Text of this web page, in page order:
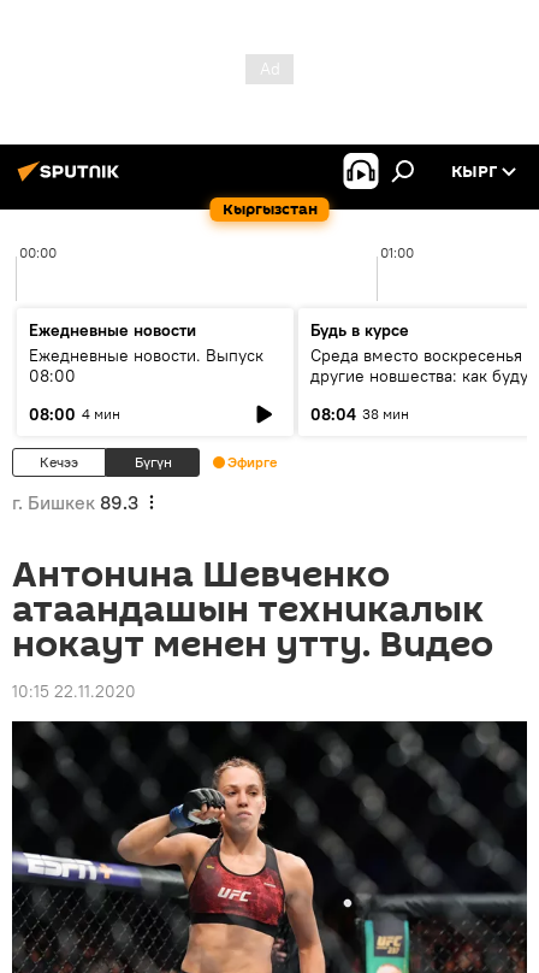
Кыргызстан
КЫРГ
00:00 01:00
Ежедневные новости
Ежедневные новости. Выпуск
08:00
08:00 4 мин
Будь в курсе
Среда вместо воскресенья и
другие новшества: как будут
08:04 38 мин
Кечээ Бүгүн Эфирге
г. Бишкек 89.3
Антонина Шевченко
атаандашын техникалык
нокаут менен утту. Видео
10:15 22.11.2020